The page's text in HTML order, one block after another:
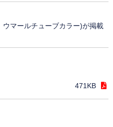
マールチューブカラー)が掲載
471KB